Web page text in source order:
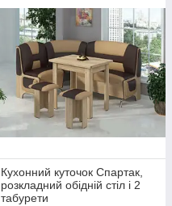
Кухонний куточок Спартак,
розкладний обідній стіл і 2
табурети